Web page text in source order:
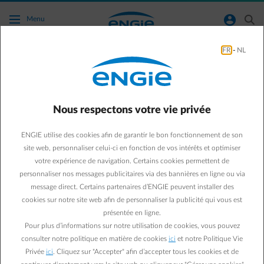
Accéder au contenu principal
Menu normal-account-circle search
Panneaux solaires
Combien de kWh
produisent les panneaux
solaires selon les saisons ?
09/10/2020 ·
FR - NL
Nous respectons votre vie privée
ENGIE utilise des cookies afin de garantir le bon fonctionnement de son
site web, personnaliser celui-ci en fonction de vos intérêts et optimiser
votre expérience de navigation. Certains cookies permettent de
personnaliser nos messages publicitaires via des bannières en ligne ou via
message direct. Certains partenaires d’ENGIE peuvent installer des
cookies sur notre site web afin de personnaliser la publicité qui vous est
présentée en ligne.
Pour plus d’informations sur notre utilisation de cookies, vous pouvez
consulter notre politique en matière de cookies ici et notre Politique Vie
Privée ici . Cliquez sur "Accepter" afin d’accepter tous les cookies et de